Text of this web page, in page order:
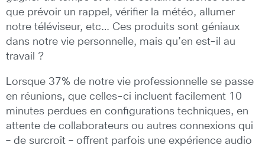
que prévoir un rappel, vérifier la météo, allumer
notre téléviseur, etc… Ces produits sont géniaux
dans notre vie personnelle, mais qu’en est-il au
travail ?
Lorsque 37% de notre vie professionnelle se passe
en réunions, que celles-ci incluent facilement 10
minutes perdues en configurations techniques, en
attente de collaborateurs ou autres connexions qui
– de surcroît – offrent parfois une expérience audio